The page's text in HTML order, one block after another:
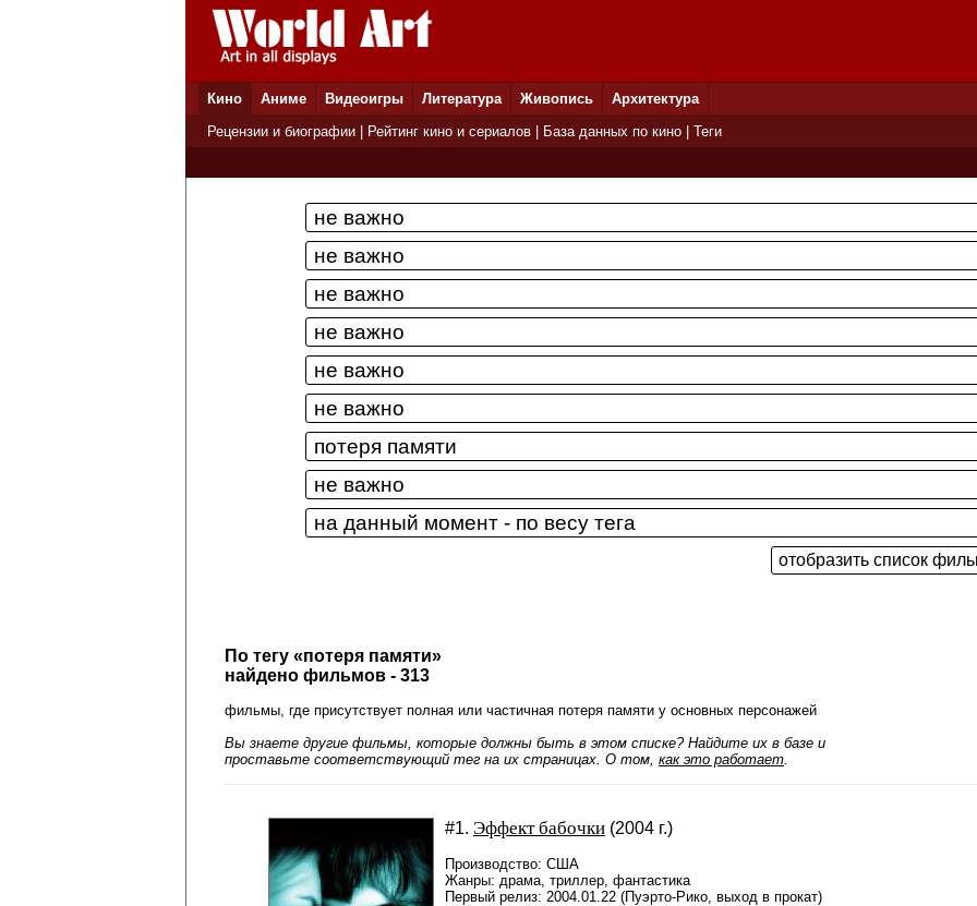
Кино Аниме Видеоигры Литература Живопись Архитектура
Рецензии и биографии
Рейтинг кино и сериалов База данных по кино
Теги
По тегу «потеря памяти»
найдено фильмов - 313
фильмы, где присутствует полная или частичная потеря памяти у основных персонажей
Вы знаете другие фильмы, которые должны быть в этом списке? Найдите их в базе и
проставьте соответствующий тег на их страницах. О том, как это работает.
#1. Эффект бабочки (2004 г.)
Производство: США
Жанры: драма, триллер, фантастика
Первый релиз: 2004.01.22 (Пуэрто-Рико, выход в прокат)